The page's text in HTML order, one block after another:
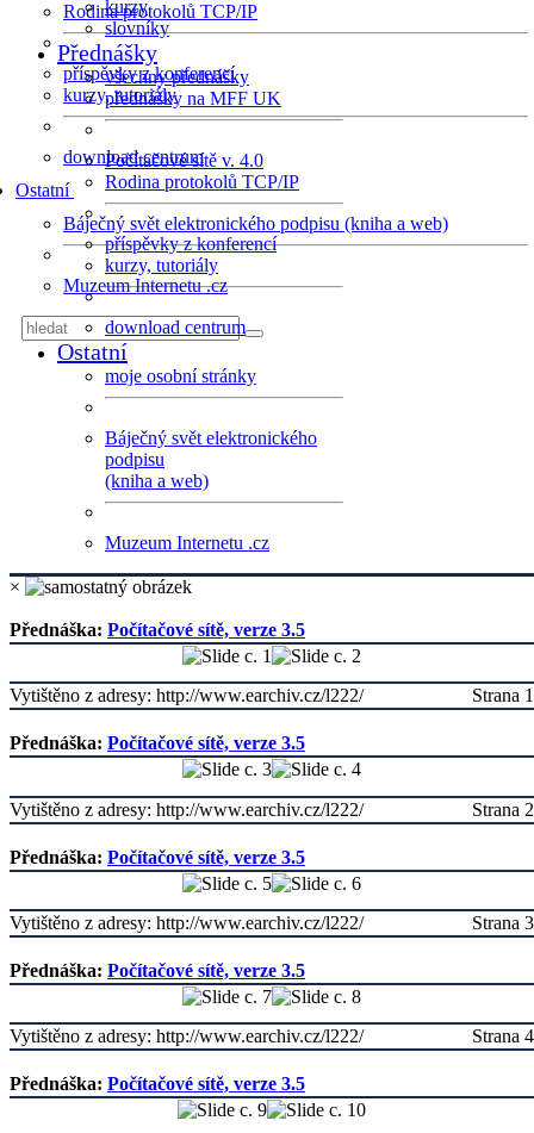
Rodina protokolů TCP/IP
příspěvky z konferencí
kurzy, tutoriály
download centrum
Ostatní
Báječný svět elektronického podpisu (kniha a web)
Muzeum Internetu .cz
kurzy
slovníky
Přednášky
všechny přednášky
přednášky na MFF UK
Počítačové sítě v. 4.0
Rodina protokolů TCP/IP
příspěvky z konferencí
kurzy, tutoriály
download centrum
Ostatní
moje osobní stránky
Báječný svět elektronického
podpisu
(kniha a web)
Muzeum Internetu .cz
×
Přednáška: Počítačové sítě, verze 3.5
Strana 1
Vytištěno z adresy: http://www.earchiv.cz/l222/
Přednáška: Počítačové sítě, verze 3.5
Strana 2
Vytištěno z adresy: http://www.earchiv.cz/l222/
Přednáška: Počítačové sítě, verze 3.5
Strana 3
Vytištěno z adresy: http://www.earchiv.cz/l222/
Přednáška: Počítačové sítě, verze 3.5
Strana 4
Vytištěno z adresy: http://www.earchiv.cz/l222/
Přednáška: Počítačové sítě, verze 3.5